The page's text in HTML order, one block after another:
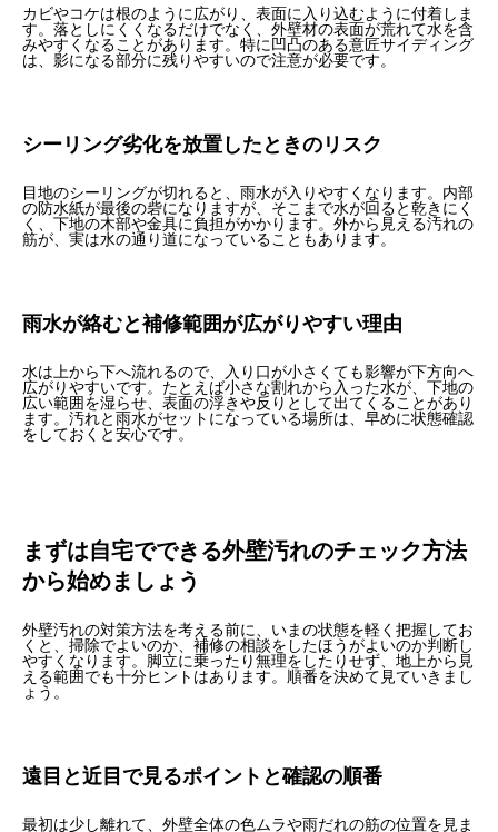
カビやコケは根のように広がり、表面に入り込むように付着しま
す。落としにくくなるだけでなく、外壁材の表面が荒れて水を含
みやすくなることがあります。特に凹凸のある意匠サイディング
は、影になる部分に残りやすいので注意が必要です。
シーリング劣化を放置したときのリスク
目地のシーリングが切れると、雨水が入りやすくなります。内部
の防水紙が最後の砦になりますが、そこまで水が回ると乾きにく
く、下地の木部や金具に負担がかかります。外から見える汚れの
筋が、実は水の通り道になっていることもあります。
雨水が絡むと補修範囲が広がりやすい理由
水は上から下へ流れるので、入り口が小さくても影響が下方向へ
広がりやすいです。たとえば小さな割れから入った水が、下地の
広い範囲を湿らせ、表面の浮きや反りとして出てくることがあり
ます。汚れと雨水がセットになっている場所は、早めに状態確認
をしておくと安心です。
まずは自宅でできる外壁汚れのチェック方法
から始めましょう
外壁汚れの対策方法を考える前に、いまの状態を軽く把握してお
くと、掃除でよいのか、補修の相談をしたほうがよいのか判断し
やすくなります。脚立に乗ったり無理をしたりせず、地上から見
える範囲でも十分ヒントはあります。順番を決めて見ていきまし
ょう。
遠目と近目で見るポイントと確認の順番
最初は少し離れて、外壁全体の色ムラや雨だれの筋の位置を見ま